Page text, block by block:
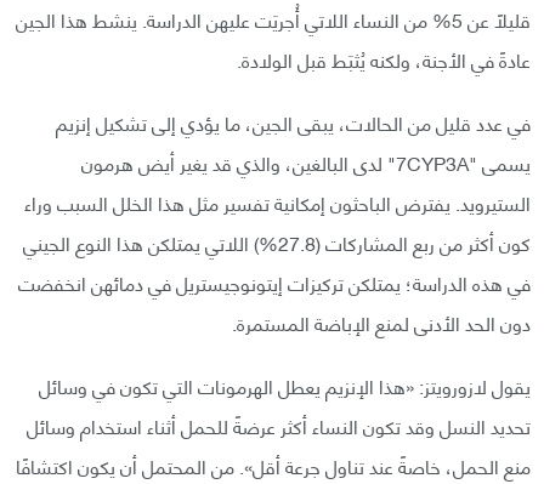
قليلًا عن 5% من النساء اللاتي أُجريَت عليهن الدراسة. ينشط هذا الجين
عادةً في الأجنة، ولكنه يُثبَط قبل الولادة.
في عدد قليل من الحالات، يبقى الجين، ما يؤدي إلى تشكيل إنزيم
يسمى "7CYP3A" لدى البالغين، والذي قد يغير أيض هرمون
الستيرويد. يفترض الباحثون إمكانية تفسير مثل هذا الخلل السبب وراء
كون أكثر من ربع المشاركات (27.8%) اللاتي يمتلكن هذا النوع الجيني
في هذه الدراسة؛ يمتلكن تركيزات إيتونوجيستريل في دمائهن انخفضت
دون الحد الأدنى لمنع الإباضة المستمرة.
يقول لازورويتز: «هذا الإنزيم يعطل الهرمونات التي تكون في وسائل
تحديد النسل وقد تكون النساء أكثر عرضةً للحمل أثناء استخدام وسائل
منع الحمل، خاصةً عند تناول جرعة أقل». من المحتمل أن يكون اكتشافًا